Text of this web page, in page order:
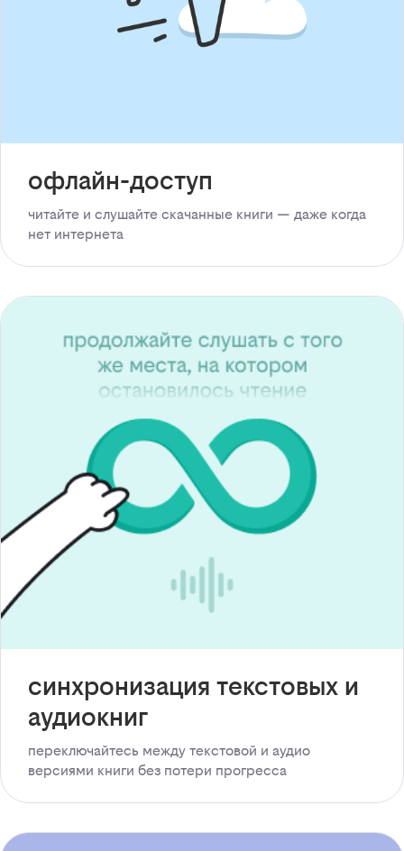
офлайн-доступ
читайте и слушайте скачанные книги — даже когда
нет интернета
синхронизация текстовых и
аудиокниг
переключайтесь между текстовой и аудио
версиями книги без потери прогресса